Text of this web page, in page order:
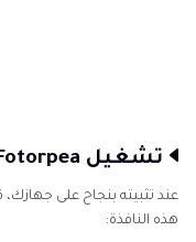
تشغيل HitPaw Fotorpea
هذه النافذة: